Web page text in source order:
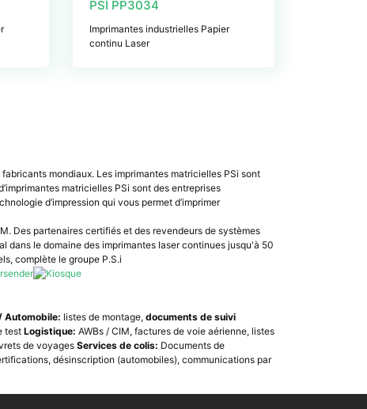
PSI PP3034
Imprimantes industrielles Papier
continu Laser
mondiaux. Les imprimantes matricielles PSi sont
matricielles PSi sont des entreprises
d’impression qui vous permet d’imprimer
Des partenaires certifiés et des revendeurs de systèmes
dans le domaine des imprimantes laser continues jusqu'à 50
complète le groupe P.S.i
Automobile: listes de montage, documents de suivi
test Logistique: AWBs / CIM, factures de voie aérienne, listes
de voyages Services de colis: Documents de
désinscription (automobiles), communications par